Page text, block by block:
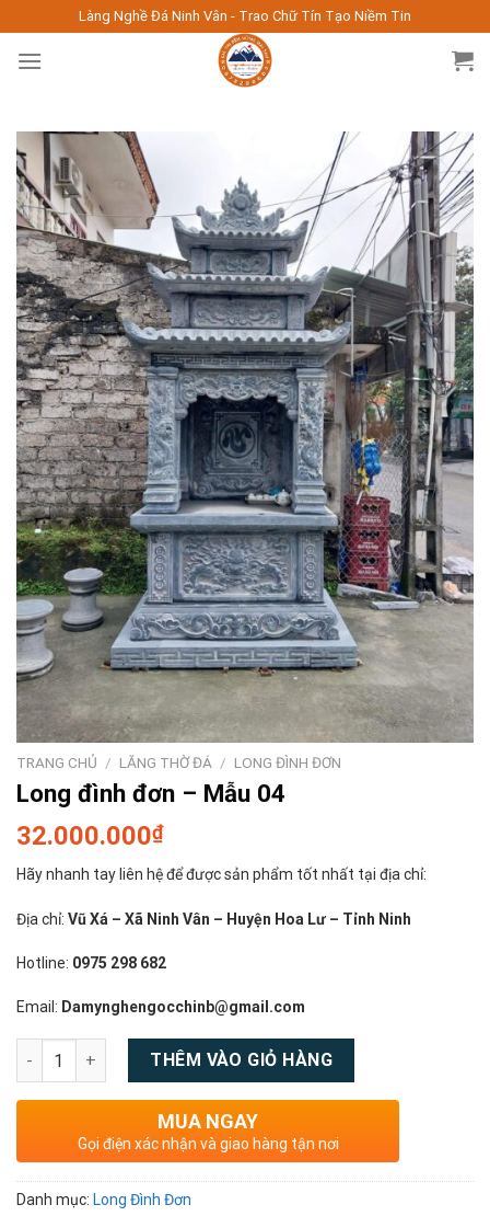
to
content
Làng Nghề Đá Ninh Vân - Trao Chữ Tín Tạo Niềm Tin
TRANG CHỦ / LĂNG THỜ ĐÁ / LONG ĐÌNH ĐƠN
Long đình đơn – Mẫu 04
32.000.000₫
Hãy nhanh tay liên hệ để được sản phẩm tốt nhất tại địa chỉ:
Địa chỉ: Vũ Xá – Xã Ninh Vân – Huyện Hoa Lư – Tỉnh Ninh
Hotline: 0975 298 682
Email: Damynghengocchinb@gmail.com
Số lượng THÊM VÀO GIỎ HÀNG
MUA NGAY
Gọi điện xác nhận và giao hàng tận nơi
Danh mục: Long Đình Đơn